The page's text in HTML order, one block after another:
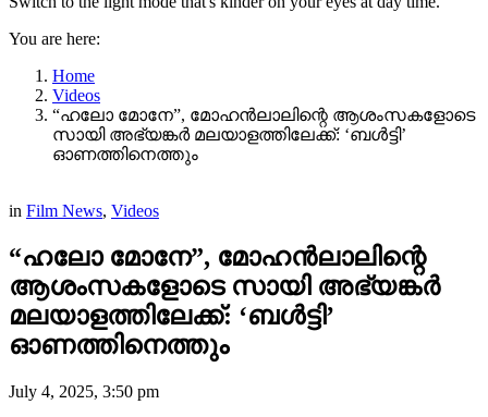
You are here:
Home
Videos
“ഹലോ മോനേ”, മോഹൻലാലിന്റെ ആശംസകളോടെ
സായി അഭ്യങ്കർ മലയാളത്തിലേക്ക്: ‘ബൾട്ടി’
ഓണത്തിനെത്തും
in Film News, Videos
“ഹലോ മോനേ”, മോഹൻലാലിന്റെ
ആശംസകളോടെ സായി അഭ്യങ്കർ
മലയാളത്തിലേക്ക്: ‘ബൾട്ടി’
ഓണത്തിനെത്തും
July 4, 2025, 3:50 pm